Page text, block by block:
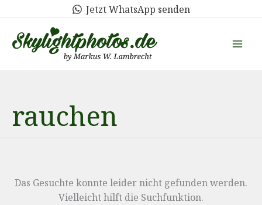
springen
Jetzt WhatsApp senden
rauchen
Das Gesuchte konnte leider nicht gefunden werden.
Vielleicht hilft die Suchfunktion.